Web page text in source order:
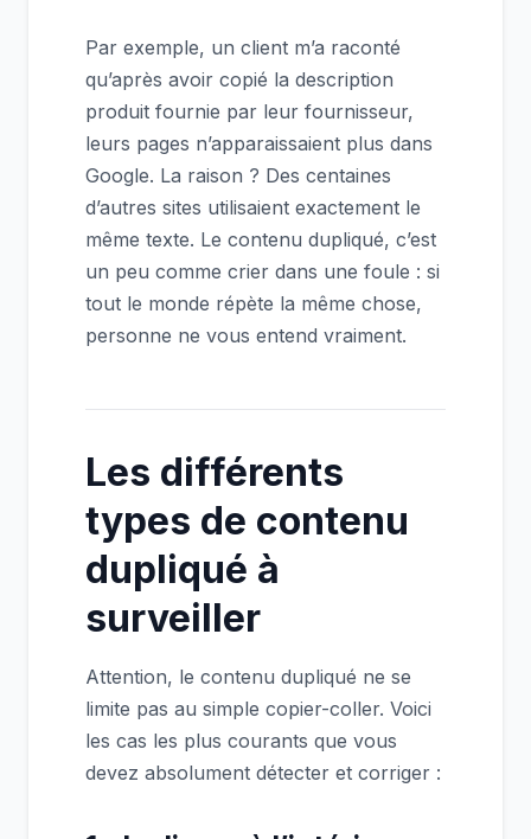
Par exemple, un client m’a raconté
qu’après avoir copié la description
produit fournie par leur fournisseur,
leurs pages n’apparaissaient plus dans
Google. La raison ? Des centaines
d’autres sites utilisaient exactement le
même texte. Le contenu dupliqué, c’est
un peu comme crier dans une foule : si
tout le monde répète la même chose,
personne ne vous entend vraiment.
Les différents
types de contenu
dupliqué à
surveiller
Attention, le contenu dupliqué ne se
limite pas au simple copier-coller. Voici
les cas les plus courants que vous
devez absolument détecter et corriger :